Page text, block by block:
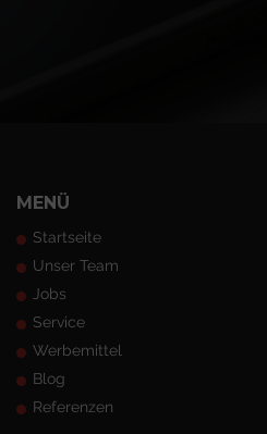
MENÜ
Startseite
Unser Team
Jobs
Service
Werbemittel
Blog
Referenzen